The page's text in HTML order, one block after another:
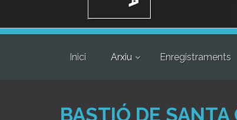
Inici Arxiu Enregistraments
BASTIÓ DE SANTA